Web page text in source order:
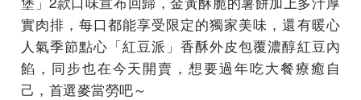
實肉排，每口都能享受限定的獨家美味，還有暖心
人氣季節點心「紅豆派」香酥外皮包覆濃醇紅豆內
餡，同步也在今天開賣，想要過年吃大餐療癒自
己，首選麥當勞吧～